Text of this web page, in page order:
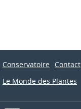
Conservatoire Contact
Le Monde des Plantes